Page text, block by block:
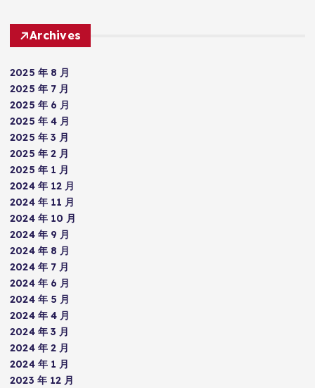
Archives
2025 年 8 月
2025 年 7 月
2025 年 6 月
2025 年 4 月
2025 年 3 月
2025 年 2 月
2025 年 1 月
2024 年 12 月
2024 年 11 月
2024 年 10 月
2024 年 9 月
2024 年 8 月
2024 年 7 月
2024 年 6 月
2024 年 5 月
2024 年 4 月
2024 年 3 月
2024 年 2 月
2024 年 1 月
2023 年 12 月